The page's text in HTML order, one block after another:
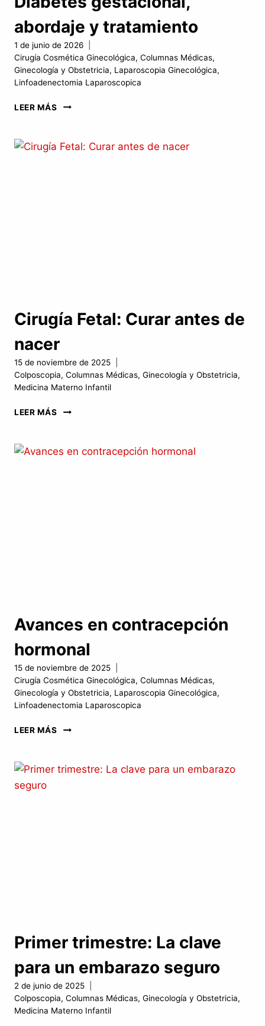
abordaje y tratamiento
1 de junio de 2026
Cirugía Cosmética Ginecológica, Columnas Médicas,
Ginecología y Obstetricia, Laparoscopia Ginecológica,
Linfoadenectomia Laparoscopica
LEER MÁS
DIABETES
Y
Cirugía Fetal: Curar antes de
nacer
15 de noviembre de 2025
Colposcopia, Columnas Médicas, Ginecología y Obstetricia,
Medicina Materno Infantil
LEER MÁS
CIRUGÍA
ANTES
Avances en contracepción
hormonal
15 de noviembre de 2025
Cirugía Cosmética Ginecológica, Columnas Médicas,
Ginecología y Obstetricia, Laparoscopia Ginecológica,
Linfoadenectomia Laparoscopica
LEER MÁS
AVANCES
HORMONAL
Primer trimestre: La clave
para un embarazo seguro
2 de junio de 2025
Colposcopia, Columnas Médicas, Ginecología y Obstetricia,
Medicina Materno Infantil